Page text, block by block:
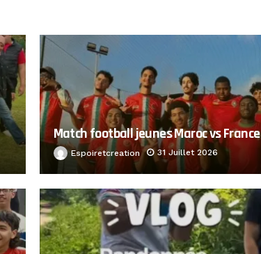
Match football jeunes Maroc vs France
Espoiretcreation 31 Juillet 2026